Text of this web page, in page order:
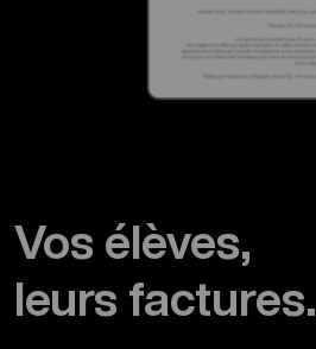
Vos élèves,
leurs factures.